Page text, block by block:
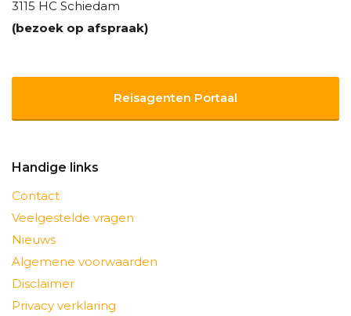
3115 HC Schiedam
(bezoek op afspraak)
Reisagenten Portaal
Handige links
Contact
Veelgestelde vragen
Nieuws
Algemene voorwaarden
Disclaimer
Privacy verklaring